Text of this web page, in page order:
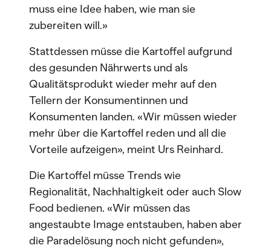
muss eine Idee haben, wie man sie
zubereiten will.»
Stattdessen müsse die Kartoffel aufgrund
des gesunden Nährwerts und als
Qualitätsprodukt wieder mehr auf den
Tellern der Konsumentinnen und
Konsumenten landen. «Wir müssen wieder
mehr über die Kartoffel reden und all die
Vorteile aufzeigen», meint Urs Reinhard.
Die Kartoffel müsse Trends wie
Regionalität, Nachhaltigkeit oder auch Slow
Food bedienen. «Wir müssen das
angestaubte Image entstauben, haben aber
die Paradelösung noch nicht gefunden»,